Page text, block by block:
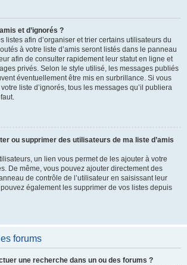
et d’ignorés ?
listes afin d’organiser et trier certains utilisateurs du
à votre liste d’amis seront listés dans le panneau
afin de consulter rapidement leur statut en ligne et
privés. Selon le style utilisé, les messages publiés
éventuellement être mis en surbrillance. Si vous
liste d’ignorés, tous les messages qu’il publiera
ou supprimer des utilisateurs de ma liste d’amis
un lien vous permet de les ajouter à votre
De même, vous pouvez ajouter directement des
de contrôle de l’utilisateur en saisissant leur
pouvez également les supprimer de vos listes depuis
forums
une recherche dans un ou des forums ?